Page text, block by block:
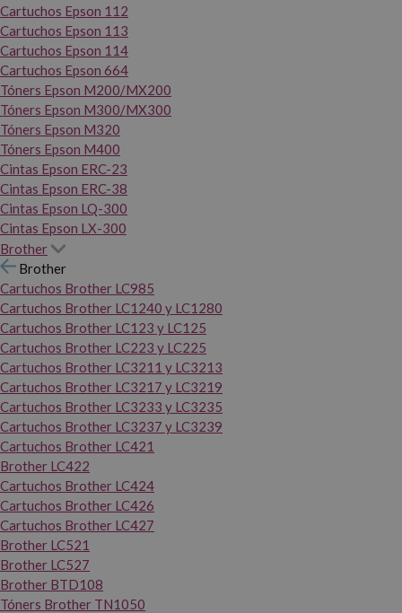
Cartuchos Epson 112
Cartuchos Epson 113
Cartuchos Epson 114
Cartuchos Epson 664
Tóners Epson M200/MX200
Tóners Epson M300/MX300
Tóners Epson M320
Tóners Epson M400
Cintas Epson ERC-23
Cintas Epson ERC-38
Cintas Epson LQ-300
Cintas Epson LX-300
Brother
Brother
Cartuchos Brother LC985
Cartuchos Brother LC1240 y LC1280
Cartuchos Brother LC123 y LC125
Cartuchos Brother LC223 y LC225
Cartuchos Brother LC3211 y LC3213
Cartuchos Brother LC3217 y LC3219
Cartuchos Brother LC3233 y LC3235
Cartuchos Brother LC3237 y LC3239
Cartuchos Brother LC421
Brother LC422
Cartuchos Brother LC424
Cartuchos Brother LC426
Cartuchos Brother LC427
Brother LC521
Brother LC527
Brother BTD108
Tóners Brother TN1050